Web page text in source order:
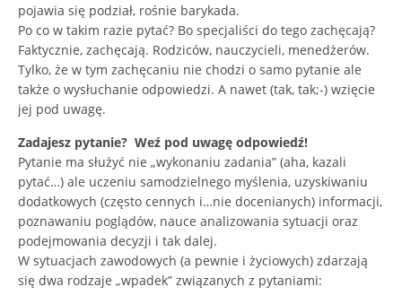
pojawia się podział, rośnie barykada.
Po co w takim razie pytać? Bo specjaliści do tego zachęcają?
Faktycznie, zachęcają. Rodziców, nauczycieli, menedżerów.
Tylko, że w tym zachęcaniu nie chodzi o samo pytanie ale
także o wysłuchanie odpowiedzi. A nawet (tak, tak;-) wzięcie
jej pod uwagę.
Zadajesz pytanie? Weź pod uwagę odpowiedź!
Pytanie ma służyć nie „wykonaniu zadania” (aha, kazali
pytać…) ale uczeniu samodzielnego myślenia, uzyskiwaniu
dodatkowych (często cennych i…nie docenianych) informacji,
poznawaniu poglądów, nauce analizowania sytuacji oraz
podejmowania decyzji i tak dalej.
W sytuacjach zawodowych (a pewnie i życiowych) zdarzają
się dwa rodzaje „wpadek” związanych z pytaniami: